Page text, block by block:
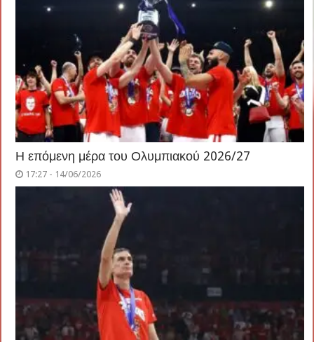
Η επόμενη μέρα του Ολυμπιακού 2026/27
17:27 - 14/06/2026